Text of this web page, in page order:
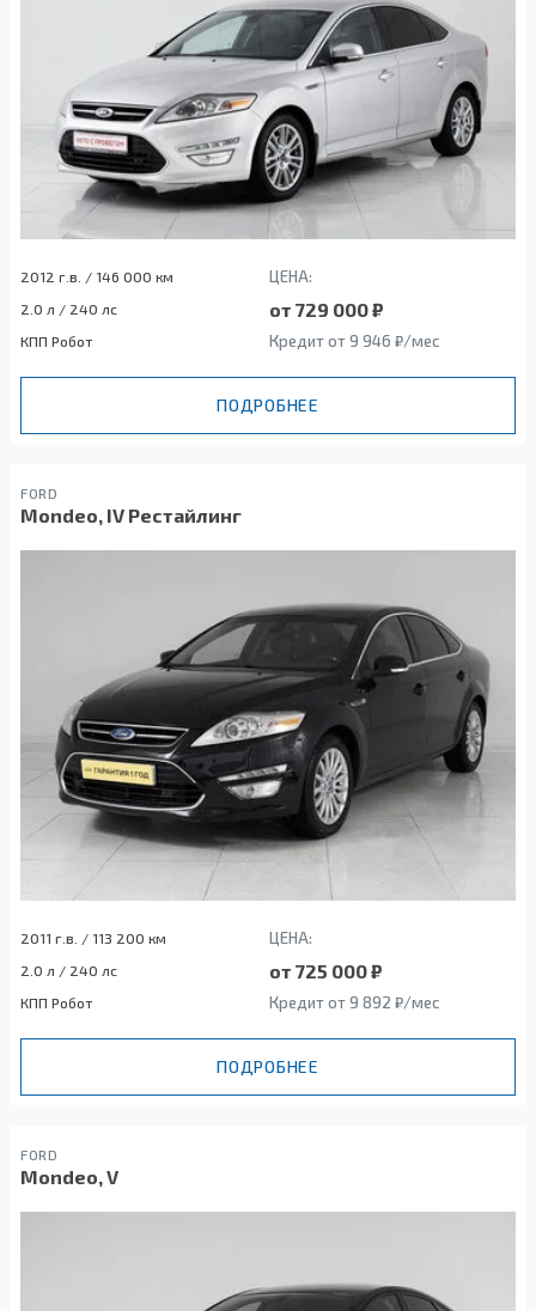
2012 г.в. / 146 000 км ЦЕНА:
2.0 л / 240 лс от 729 000 ₽
КПП Робот Кредит от 9 946 ₽/мес
ПОДРОБНЕЕ
FORD
Mondeo, IV Рестайлинг
2011 г.в. / 113 200 км ЦЕНА:
2.0 л / 240 лс от 725 000 ₽
КПП Робот Кредит от 9 892 ₽/мес
ПОДРОБНЕЕ
FORD
Mondeo, V